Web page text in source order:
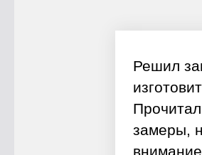
Решил
замеры,